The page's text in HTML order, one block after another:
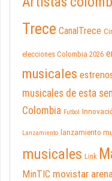
Trece CanalTrece
elecciones Colombia 2026
musicales
musicales de esta
Colombia Futbol
Lanzamiento lanzamiento
musicales Link
MinTIC movistar arena